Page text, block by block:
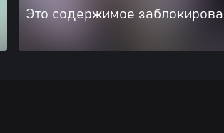
Это содержимое